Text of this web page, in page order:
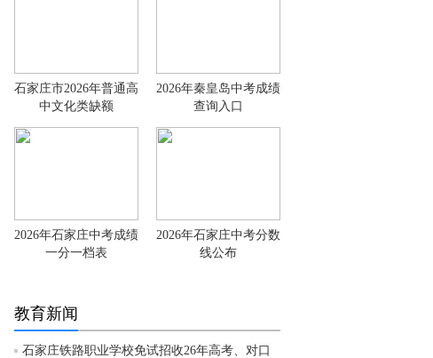
石家庄市2026年普通高
中文化类缺额
2026年秦皇岛中考成绩
查询入口
2026年石家庄中考成绩
一分一档表
2026年石家庄中考分数
线公布
教育新闻
石家庄铁路职业学校免试招收26年高考、对口